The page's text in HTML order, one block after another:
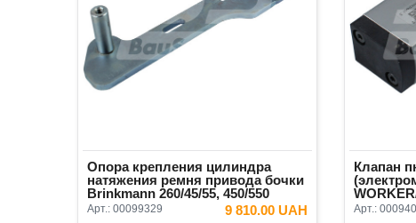
Опора крепления цилиндра
натяжения ремня привода бочки
Brinkmann 260/45/55, 450/550
Original
Арт.: 00099329 9 810.00 UAH
Клапан
Арт.: